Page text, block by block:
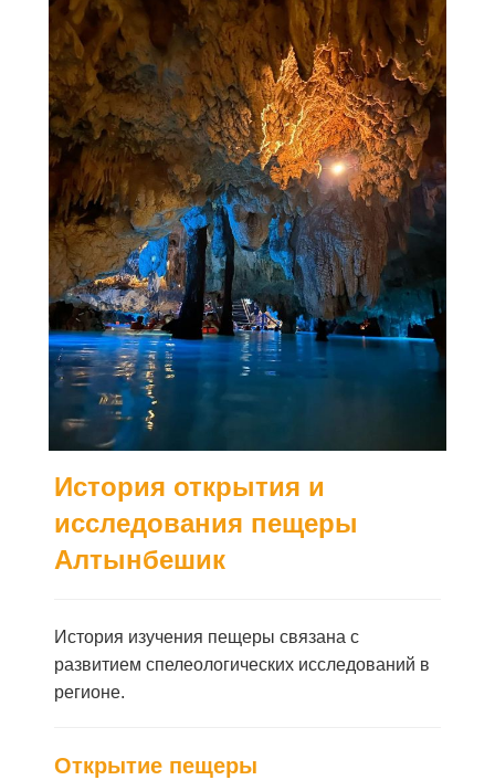
История открытия и
исследования пещеры
Алтынбешик
История изучения пещеры связана с
развитием спелеологических исследований в
регионе.
Открытие пещеры